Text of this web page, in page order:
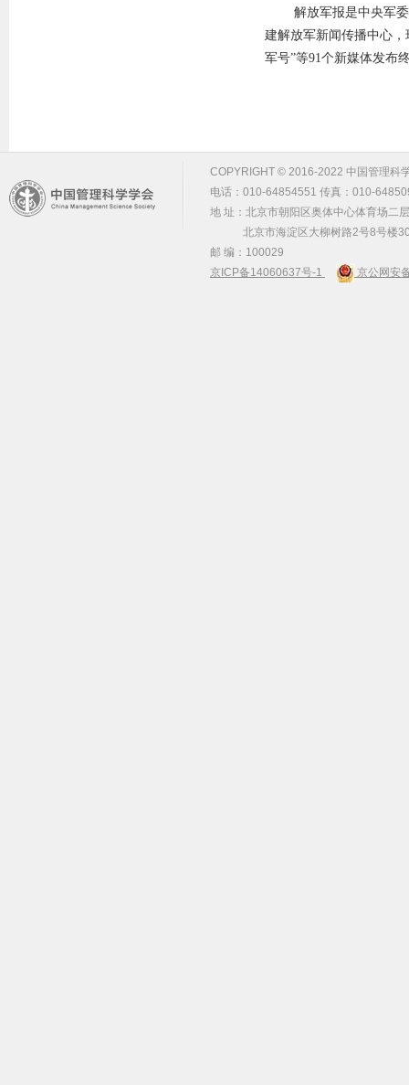
解放军报是中央军
建解放军新闻传播中心
军号”等91个新媒体发布
COPYRIGHT © 2016-2022 中国管理科
电话：010-64854551 传真：010-
地 址：北京市朝阳区奥体中心体育场二
北京市海淀区大柳树路2号8号楼
邮 编：100029
京ICP备14060637号-1
京公网安